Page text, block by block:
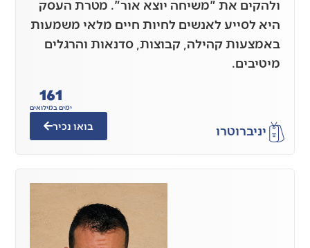
ולהקים את "משיחה יוצא אור". מטרת העסק
היא לסייע לאנשים לחיות חיים מלאי משמעות
באמצעות קהילה, קבוצות, סדנאות והרגלים
מיטיבים.
יניברוטרו
ימים במילואים
161
בואו נכיר